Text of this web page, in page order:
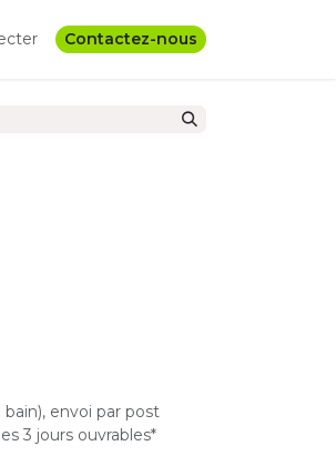
Contactez-nous
envoi par post
3 jours ouvrables*